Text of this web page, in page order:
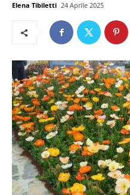
Elena Tibiletti 24 Aprile 2025